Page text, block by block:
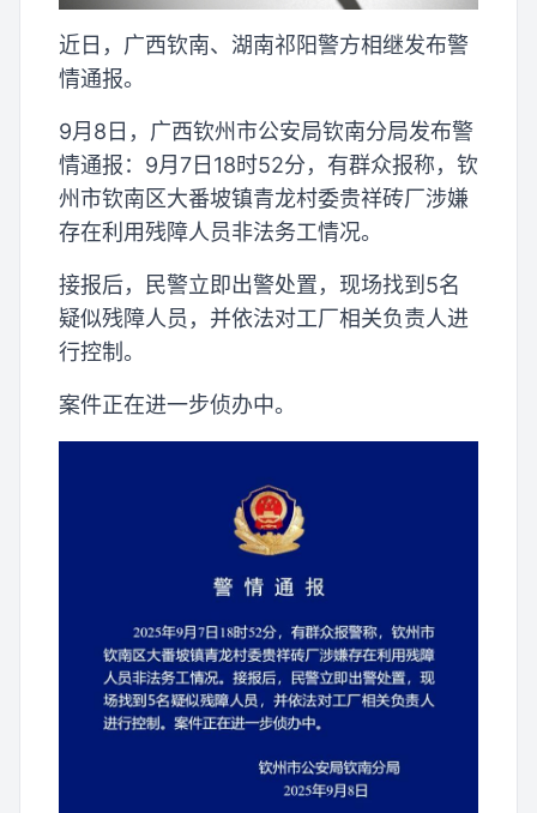
近日，广西钦南、湖南祁阳警方相继发布警
情通报。
9月8日，广西钦州市公安局钦南分局发布警
情通报：9月7日18时52分，有群众报称，钦
州市钦南区大番坡镇青龙村委贵祥砖厂涉嫌
存在利用残障人员非法务工情况。
接报后，民警立即出警处置，现场找到5名
疑似残障人员，并依法对工厂相关负责人进
行控制。
案件正在进一步侦办中。